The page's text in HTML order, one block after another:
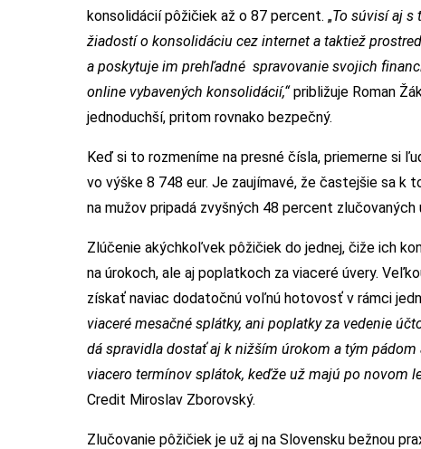
konsolidácií pôžičiek až o 87 percent. „To súvisí aj s
žiadostí o konsolidáciu cez internet a taktiež
a poskytuje im prehľadné spravovanie svojich
online vybavených konsolidácií,“približuje Roman
jednoduchší, pritom rovnako bezpečný.
Keď si to rozmeníme na presné čísla, priemerne si
vo výške 8 748 eur. Je zaujímavé, že častejšie sa k
na mužov pripadá zvyšných 48 percent zlučovaných
Zlúčenie akýchkoľvek pôžičiek do jednej, čiže ich
na úrokoch, ale aj poplatkoch za viaceré úvery.
získať naviac dodatočnú voľnú hotovosť v rámci
viaceré mesačné splátky, ani poplatky za vedenie
dá spravidla dostať aj k nižším úrokom a tým
viacero termínov splátok, keďže už majú po novom
Credit Miroslav Zborovský.
Zlučovanie pôžičiek je už aj na Slovensku bežnou